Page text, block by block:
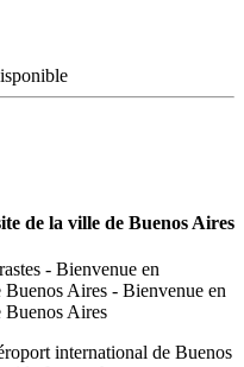
de la ville de Buenos Aires
international de Buenos